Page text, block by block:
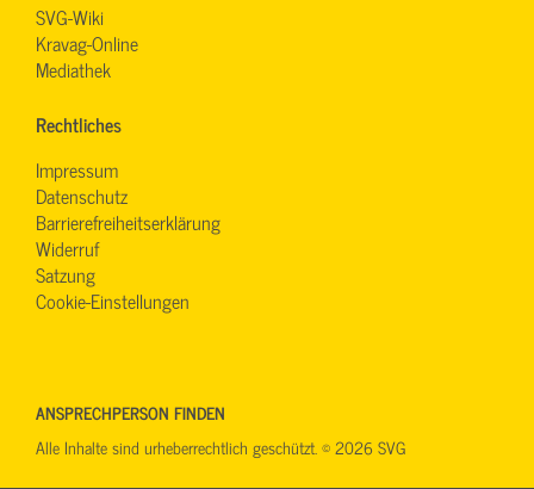
SVG-Wiki
Kravag-Online
Mediathek
Rechtliches
Impressum
Datenschutz
Barrierefreiheitserklärung
Widerruf
Satzung
Cookie-Einstellungen
ANSPRECHPERSON FINDEN
Alle Inhalte sind urheberrechtlich geschützt. © 2026 SVG